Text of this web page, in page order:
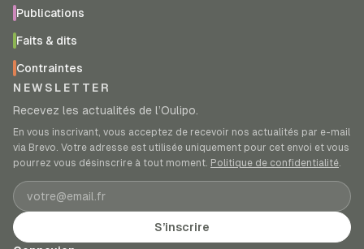
Publications
Faits & dits
Contraintes
NEWSLETTER
Recevez les actualités de l’Oulipo.
En vous inscrivant, vous acceptez de recevoir nos actualités par e-mail
via Brevo. Votre adresse est utilisée uniquement pour cet envoi et vous
pourrez vous désinscrire à tout moment. Politique de confidentialité.
Adresse e-mail
S’inscrire